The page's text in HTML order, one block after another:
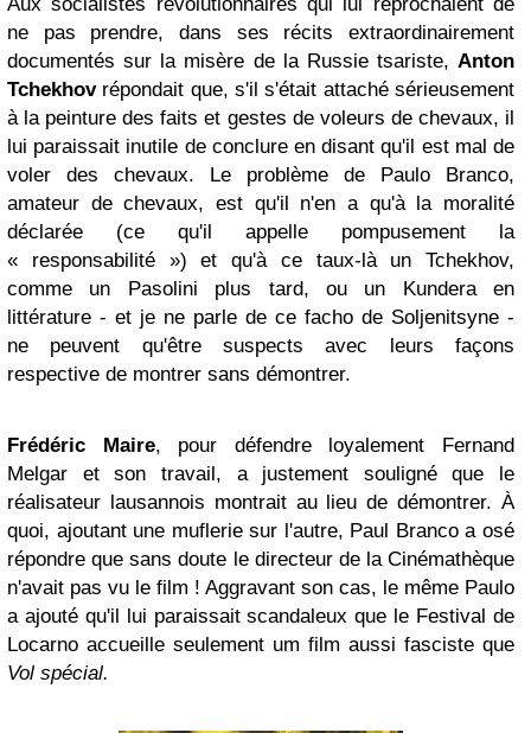
ne pas prendre, dans ses récits extraordinairement
documentés sur la misère de la Russie tsariste, Anton
Tchekhovrépondait que, s'il s'était attaché sérieusement
à la peinture des faits et gestes de voleurs de chevaux, il
lui paraissait inutile de conclure en disant qu'il est mal de
voler des chevaux. Le problème de Paulo Branco,
amateur de chevaux, est qu'il n'en a qu'à la moralité
déclarée (ce qu'il appelle pompusement la
« responsabilité ») et qu'à ce taux-là un Tchekhov,
comme un Pasolini plus tard, ou un Kundera en
littérature - et je ne parle de ce facho de Soljenitsyne -
ne peuvent qu'être suspects avec leurs façons
respective de montrer sans démontrer.
Frédéric Maire, pour défendre loyalement Fernand
Melgar et son travail, a justement souligné que le
réalisateur lausannois montrait au lieu de démontrer. À
quoi, ajoutant une muflerie sur l'autre, Paul Branco a osé
répondre que sans doute le directeur de la Cinémathèque
n'avait pas vu le film ! Aggravant son cas, le même Paulo
a ajouté qu'il lui paraissait scandaleux que le Festival de
Locarno accueille seulement um film aussi fasciste que
Vol spécial.